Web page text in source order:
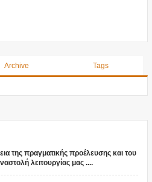
Archive Tags
της πραγματικής προέλευσης και του
λειτουργίας μας ....